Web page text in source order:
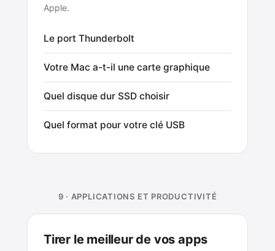
Apple.
Le port Thunderbolt
Votre Mac a-t-il une carte graphique
Quel disque dur SSD choisir
Quel format pour votre clé USB
9 · APPLICATIONS ET PRODUCTIVITÉ
Tirer le meilleur de vos apps